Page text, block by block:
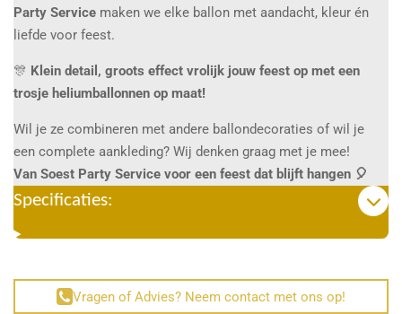
Party Service maken we elke ballon met aandacht, kleur én
liefde voor feest.
🎊 Klein detail, groots effect vrolijk jouw feest op met een
trosje heliumballonnen op maat!
Wil je ze combineren met andere ballondecoraties of wil je
een complete aankleding? Wij denken graag met je mee!
Van Soest Party Service voor een feest dat blijft hangen 🎈
Specificaties:
Vragen of Advies? Neem contact met ons op!